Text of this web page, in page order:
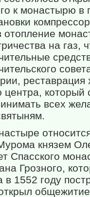
к монастырю в
отопление
на газ,
реставрация
центра, который
всех
князем
Спасского
Грозного,
1552 году